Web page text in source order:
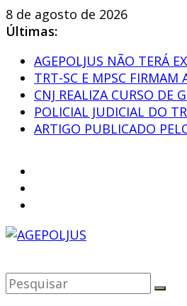
Pular
para
conteúdo
8 de agosto de 2026
Últimas:
AGEPOLJUS NÃO TERÁ
TRT-SC E MPSC FIRMAM
CNJ REALIZA CURSO DE
POLICIAL JUDICIAL DO
ARTIGO PUBLICADO
AGEPOLJUS